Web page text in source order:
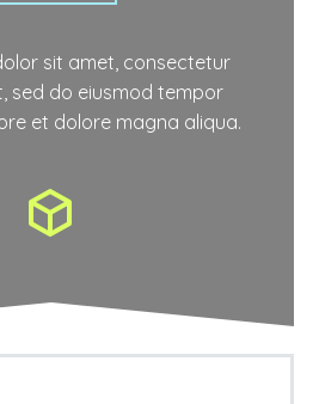
sit amet, consectetur
sed do eiusmod tempor
et dolore magna aliqua.

